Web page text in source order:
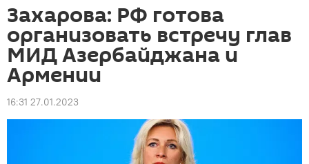
Захарова: РФ готова
организовать встречу глав
МИД Азербайджана и
Армении
16:31 27.01.2023